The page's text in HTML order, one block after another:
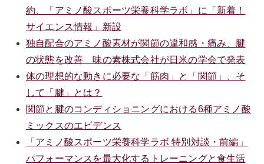
約、「アミノ酸スポーツ栄養科学ラボ」に「新着！
サイエンス情報」新設
独自配合のアミノ酸素材が関節の違和感・痛み、腱
の状態を改善 味の素株式会社が日米の学会で発表
体の理想的な動きに必要な「筋肉」と「関節」、そ
して「腱」とは？
関節と腱のコンディショニングにおける6種アミノ酸
ミックスのエビデンス
「アミノ酸スポーツ栄養科学ラボ 特別対談・前編」
パフォーマンスを最大化するトレーニングと食生活